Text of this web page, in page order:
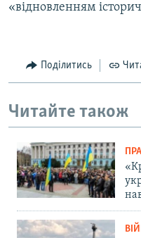
«відновленням
Поділитись
Читайте також